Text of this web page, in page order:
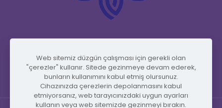
Web sitemiz düzgün çalışması için gerekli olan
"çerezler" kullanır. Sitede gezinmeye devam ederek,
bunların kullanımını kabul etmiş olursunuz.
Cihazınızda çerezlerin depolanmasını kabul
etmiyorsanız, web tarayıcınızdaki uygun ayarları
kullanın veya web sitemizde gezinmeyi bırakın.